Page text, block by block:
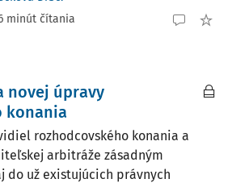
minút čítania
úpravy
konania
rozhodcovského konania a
arbitráže zásadným
do už existujúcich právnych